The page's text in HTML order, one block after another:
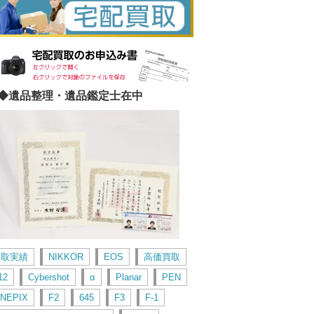
遺品整理・遺品鑑定士在中
実績 NIKKOR EOS
高価買取
Cybershot α Planar
PEN
F2 645 F3
F-1